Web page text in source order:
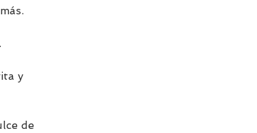
y
de